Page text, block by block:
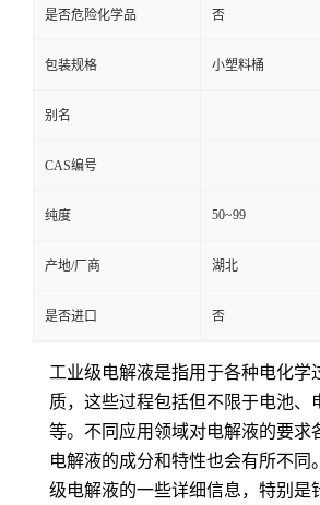
是否危险化学品 否
包装规格 小塑料桶
别名
CAS编号
纯度 50~99
产地/厂商 湖北
是否进口 否
工业级电解液是指用于各种电化学
质，这些过程包括但不限于电池、
等。不同应用领域对电解液的要求
电解液的成分和特性也会有所不同
级电解液的一些详细信息，特别是